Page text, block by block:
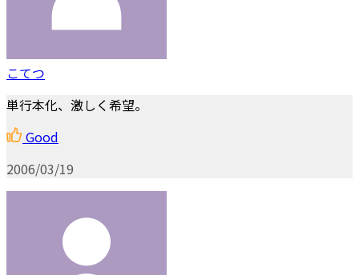
こてつ
単行本化、激しく希望。
Good
2006/03/19